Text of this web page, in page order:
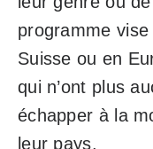
programme
Suisse ou en
qui n’ont plus
échapper à la
leur pays.